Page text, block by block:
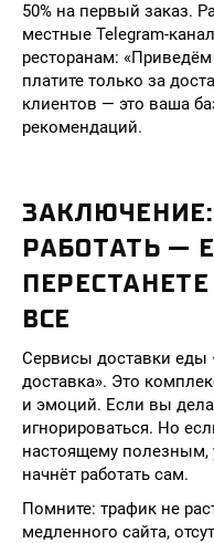
50% на первый заказ.
местные Telegram-
ресторанам:
платите только за
клиентов — это ваша
рекомендаций.
РАБОТАТЬ —
ВСЕ
Сервисы доставки еды
доставка». Это
и эмоций. Если вы
игнорироваться. Но
настоящему
начнёт работать сам.
Помните: трафик не
медленного сайта,